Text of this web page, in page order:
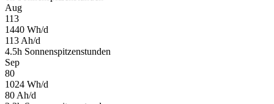
Aug
113
1440 Wh/d
113 Ah/d
4.5h Sonnenspitzenstunden
Sep
80
1024 Wh/d
80 Ah/d